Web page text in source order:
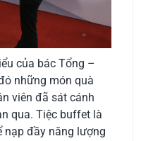
của bác Tổng –
những món quà
viên đã sát cánh
qua. Tiệc buffet là
nạp đầy năng lượng